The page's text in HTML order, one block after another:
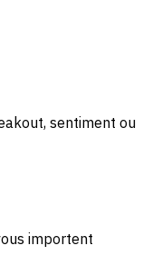
sentiment ou
importent